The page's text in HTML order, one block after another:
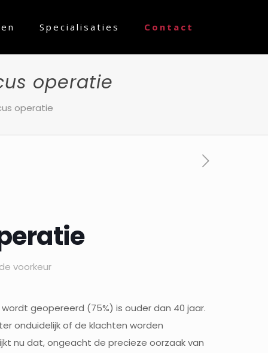
Specialisaties Contact
operatie
operatie
voorkeur
geopereerd (75%) is ouder dan 40 jaar.
onduidelijk of de klachten worden
nu dat, ongeacht de precieze oorzaak van